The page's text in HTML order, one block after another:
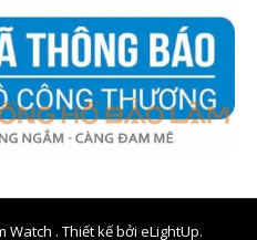
Watch . Thiết kế bởi eLightUp.